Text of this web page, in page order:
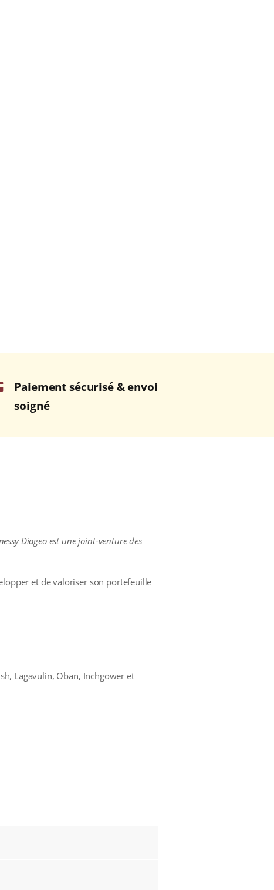
Paiement sécurisé & envoi
soigné
Diageo est une joint-venture des
et de valoriser son portefeuille
Lagavulin, Oban, Inchgower et